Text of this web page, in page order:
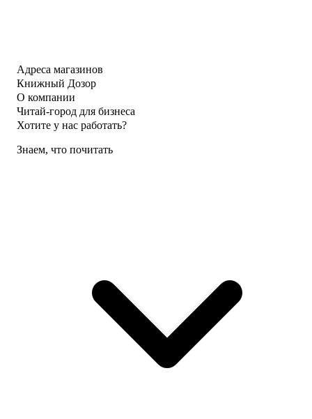
Адреса магазинов
Книжный Дозор
О компании
Читай-город для бизнеса
Хотите у нас работать?
Знаем, что почитать